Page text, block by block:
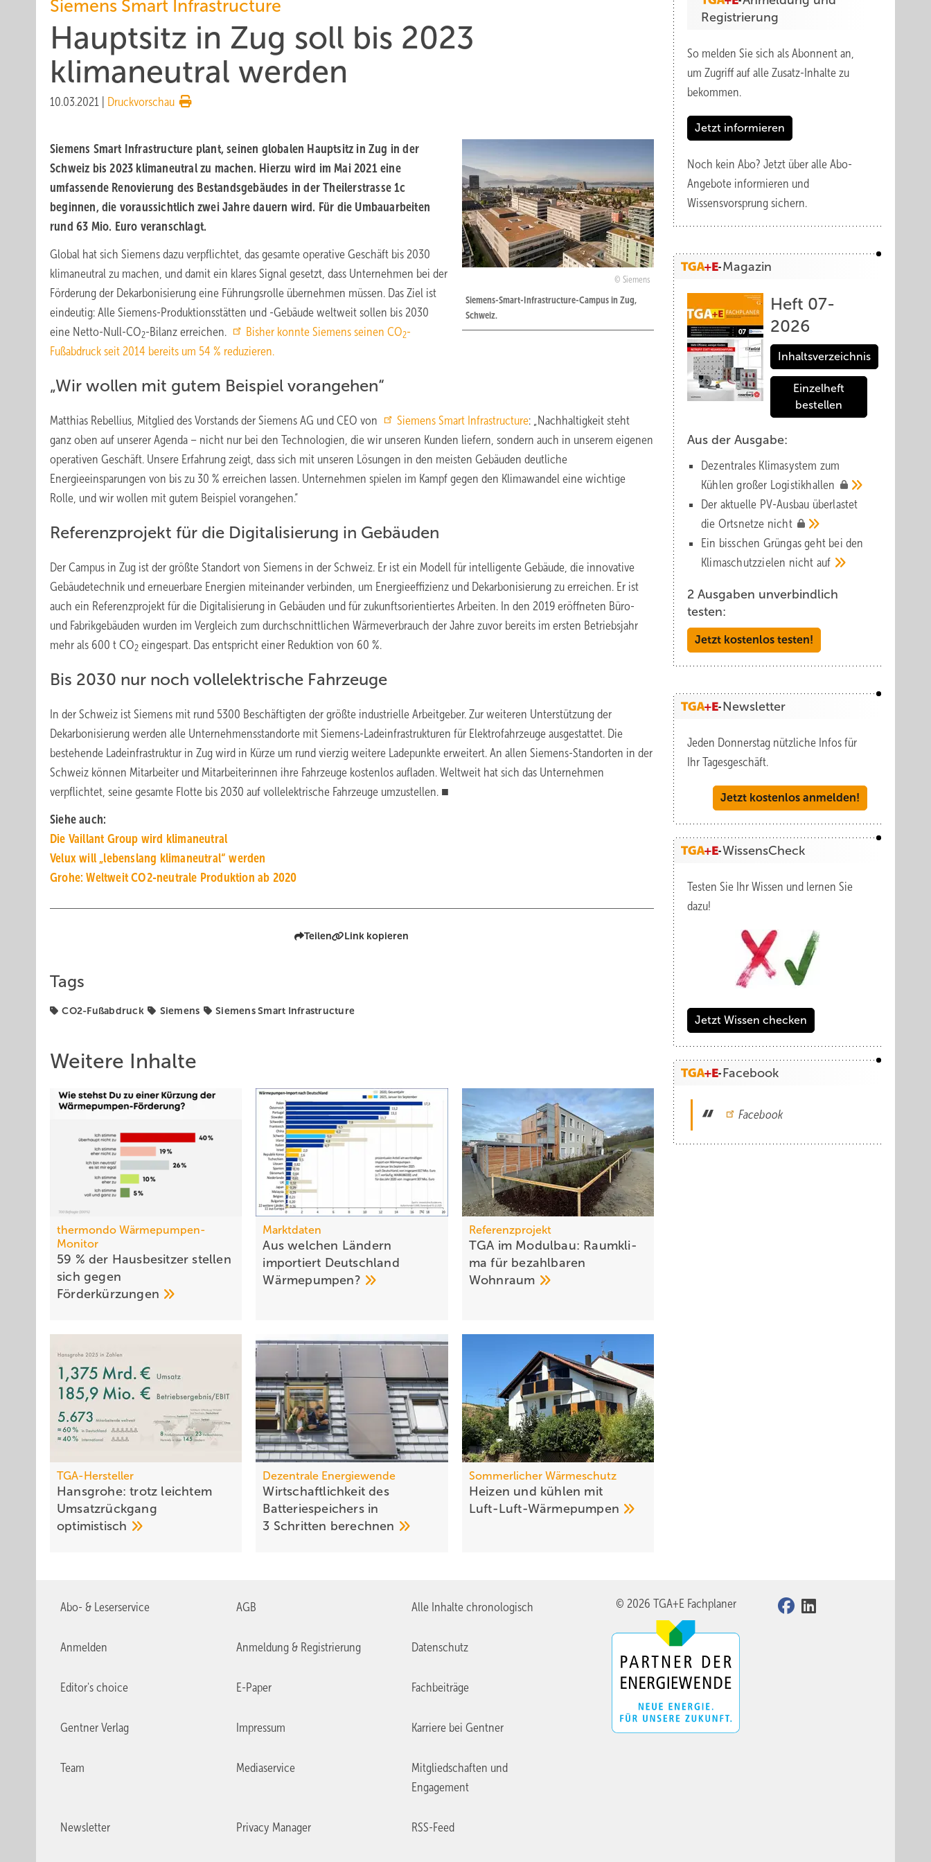
Siemens Smart Infrastructure
Hauptsitz in Zug soll bis 2023
klimaneutral werden
10.03.2021 Druckvorschau
Siemens
Siemens-Smart-Infrastructure-Campus in Zug,
Schweiz.
Siemens Smart Infrastructure plant, seinen globalen Hauptsitz in Zug in der
Schweiz bis 2023 klimaneutral zu machen. Hierzu wird im Mai 2021 eine
umfassende Renovierung des Bestandsgebäudes in der Theilerstrasse 1c
beginnen, die voraussichtlich zwei Jahre dauern wird. Für die Umbauarbeiten
rund 63 Mio. Euro veranschlagt.
Global hat sich Siemens dazu verpflichtet, das gesamte operative Geschäft bis 2030
klimaneutral zu machen, und damit ein klares Signal gesetzt, dass Unternehmen bei der
Förderung der Dekarbonisierung eine Führungsrolle übernehmen müssen. Das Ziel ist
eindeutig: Alle Siemens-Produktionsstätten und -Gebäude weltweit sollen bis 2030
eine Netto-Null-CO2-Bilanz erreichen. Bisher konnte Siemens seinen CO2-
Fußabdruck seit 2014 bereits um 54 % reduzieren.
„Wir wollen mit gutem Beispiel vorangehen“
Matthias Rebellius, Mitglied des Vorstands der Siemens AG und CEO von Siemens Smart Infrastructure: „Nachhaltigkeit steht
ganz oben auf unserer Agenda – nicht nur bei den Technologien, die wir unseren Kunden liefern, sondern auch in unserem eigenen
operativen Geschäft. Unsere Erfahrung zeigt, dass sich mit unseren Lösungen in den meisten Gebäuden deutliche
Energieeinsparungen von bis zu 30 % erreichen lassen. Unternehmen spielen im Kampf gegen den Klimawandel eine wichtige
Rolle, und wir wollen mit gutem Beispiel vorangehen.“
Referenzprojekt für die Digitalisierung in Gebäuden
Der Campus in Zug ist der größte Standort von Siemens in der Schweiz. Er ist ein Modell für intelligente Gebäude, die innovative
Gebäudetechnik und erneuerbare Energien miteinander verbinden, um Energieeffizienz und Dekarbonisierung zu erreichen. Er ist
auch ein Referenzprojekt für die Digitalisierung in Gebäuden und für zukunftsorientiertes Arbeiten. In den 2019 eröffneten Büro-
und Fabrikgebäuden wurden im Vergleich zum durchschnittlichen Wärmeverbrauch der Jahre zuvor bereits im ersten Betriebsjahr
mehr als 600 t CO2 eingespart. Das entspricht einer Reduktion von 60 %.
Bis 2030 nur noch vollelektrische Fahrzeuge
In der Schweiz ist Siemens mit rund 5300 Beschäftigten der größte industrielle Arbeitgeber. Zur weiteren Unterstützung der
Dekarbonisierung werden alle Unternehmensstandorte mit Siemens-Ladeinfrastrukturen für Elektrofahrzeuge ausgestattet. Die
bestehende Ladeinfrastruktur in Zug wird in Kürze um rund vierzig weitere Ladepunkte erweitert. An allen Siemens-Standorten in der
Schweiz können Mitarbeiter und Mitarbeiterinnen ihre Fahrzeuge kostenlos aufladen. Weltweit hat sich das Unternehmen
verpflichtet, seine gesamte Flotte bis 2030 auf vollelektrische Fahrzeuge umzustellen. ■
Siehe auch:
Die Vaillant Group wird klimaneutral
Velux will „lebenslang klimaneutral“ werden
Grohe: Weltweit CO2-neutrale Produktion ab 2020
Teilen Link kopieren
Tags
CO2-Fußabdruck Siemens Siemens Smart Infrastructure
Weitere Inhalte
thermondo Wärmepumpen-
Monitor
59 % der Haus­be­sit­zer stellen
sich gegen
För­der­kür­zungen
Marktdaten
Aus welchen Ländern
importiert Deutschland
Wärmepumpen?
Referenzprojekt
TGA im Modulbau: Raum­kli­
ma für be­zahl­ba­ren
Wohn­raum
TGA-Hersteller
Hansgrohe: trotz leichtem
Um­satz­rück­gang
opti­mis­tisch
Dezentrale Energiewende
Wirtschaftlichkeit des
Batterie­spei­chers in
3 Schritten berechnen
Sommerlicher Wärmeschutz
Heizen und kühlen mit
Luft-Luft-Wärmepumpen
Registrierung
So melden Sie sich als Abonnent an,
um Zugriff auf alle Zusatz-Inhalte zu
bekommen.
Jetzt informieren
Noch kein Abo? Jetzt über alle Abo-
Angebote informieren und
Wissensvorsprung sichern.
Magazin
Heft 07-
2026
Inhaltsverzeichnis
Einzelheft
bestellen
Aus der Ausgabe:
Dezentrales Klimasystem zum
Kühlen großer Logistik­hallen
Der aktuelle PV-Ausbau über­lastet
die Orts­netze nicht
Ein bisschen Grüngas geht bei den
Klima­schutz­zielen nicht auf
2 Ausgaben unverbindlich
testen:
Jetzt kostenlos testen!
Newsletter
Jeden Donnerstag nützliche Infos für
Ihr Tagesgeschäft.
Jetzt kostenlos anmelden!
WissensCheck
Testen Sie Ihr Wissen und lernen Sie
dazu!
Jetzt Wissen checken
Facebook
Facebook
Abo- & Leserservice AGB Alle Inhalte chronologisch
Anmelden Anmeldung & Registrierung Datenschutz
Editor's choice E-Paper Fachbeiträge
Gentner Verlag Impressum Karriere bei Gentner
Team Mediaservice
Mitgliedschaften und
Engagement
Newsletter Privacy Manager RSS-Feed
© 2026 TGA+E Fachplaner